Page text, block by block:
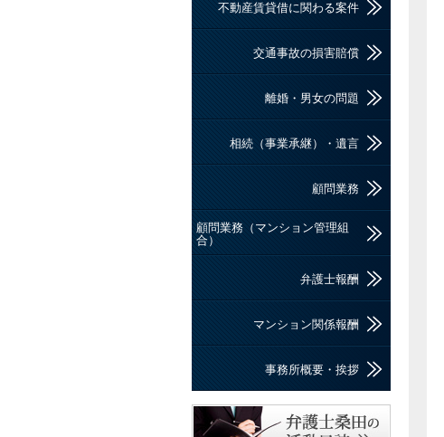
不動産賃貸借に関わる案件
交通事故の損害賠償
離婚・男女の問題
相続（事業承継）・遺言
顧問業務
顧問業務（マンション管理組
合）
弁護士報酬
マンション関係報酬
事務所概要・挨拶